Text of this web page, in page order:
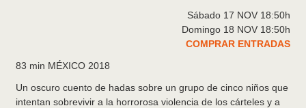
Sábado 17 NOV 18:50h
Domingo 18 NOV 18:50h
COMPRAR ENTRADAS
83 min MÉXICO 2018
Un oscuro cuento de hadas sobre un grupo de cinco niños que
intentan sobrevivir a la horrorosa violencia de los cárteles y a